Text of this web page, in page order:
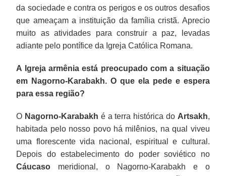
da sociedade e contra os perigos e os outros desafios
que ameaçam a instituição da família cristã. Aprecio
muito as atividades para construir a paz, levadas
adiante pelo pontífice da Igreja Católica Romana.
A Igreja armênia está preocupado com a situação
em Nagorno-Karabakh. O que ela pede e espera
para essa região?
O Nagorno-Karabakh é a terra histórica do Artsakh,
habitada pelo nosso povo há milênios, na qual viveu
uma florescente vida nacional, espiritual e cultural.
Depois do estabelecimento do poder soviético no
Cáucaso meridional, o Nagorno-Karabakh e o